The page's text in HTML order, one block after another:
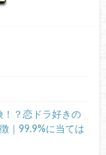
？恋ドラ好きの
｜99.9%に当ては